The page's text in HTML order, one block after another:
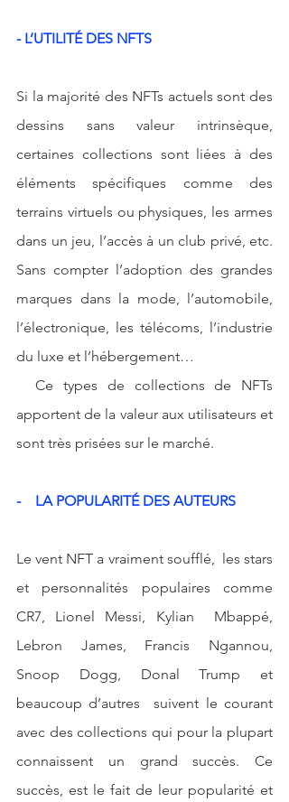
- L’UTILITÉ DES NFTS
Si la majorité des NFTs actuels sont des
dessins sans valeur intrinsèque,
certaines collections sont liées à des
éléments spécifiques comme des
terrains virtuels ou physiques, les armes
dans un jeu, l’accès à un club privé, etc.
Sans compter l’adoption des grandes
marques dans la mode, l’automobile,
l’électronique, les télécoms, l’industrie
du luxe et l’hébergement…
  Ce types de collections de NFTs
apportent de la valeur aux utilisateurs et
sont très prisées sur le marché.
-    LA POPULARITÉ DES AUTEURS
Le vent NFT a vraiment soufflé,  les stars
et personnalités populaires comme
CR7, Lionel Messi, Kylian  Mbappé,
Lebron James, Francis Ngannou,
Snoop Dogg, Donal Trump et
beaucoup d’autres  suivent le courant
avec des collections qui pour la plupart
connaissent un grand succès. Ce
succès, est le fait de leur popularité et